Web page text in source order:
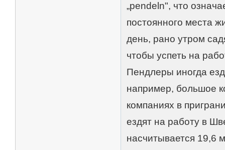
„pendeln", что
постоянного места
день, рано утром
чтобы успеть на
Пендлеры иногда
например, большое
компаниях в
ездят на работу в
насчитывается 19,6